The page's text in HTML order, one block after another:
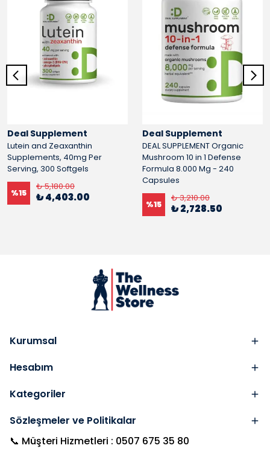
Deal Supplement
Lutein and Zeaxanthin
Supplements, 40mg Per
Serving, 300 Softgels
%15
₺ 5,180.00
₺ 4,403.00
Deal Supplement
DEAL SUPPLEMENT Organic
Mushroom 10 in 1 Defense
Formula 8.000 Mg - 240
Capsules
%15
₺ 3,210.00
₺ 2,728.50
Kurumsal
Hesabım
Kategoriler
Sözleşmeler ve Politikalar
📞 Müşteri Hizmetleri : 0507 675 35 80